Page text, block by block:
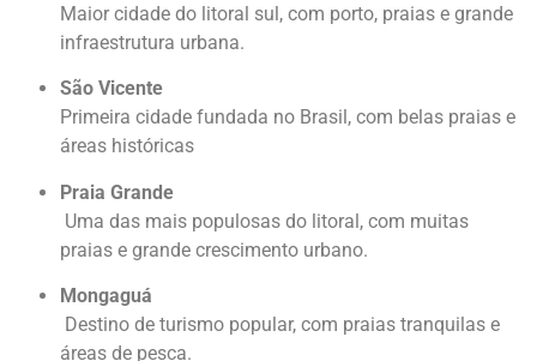
Maior cidade do litoral sul, com porto, praias e grande
infraestrutura urbana.
São Vicente
Primeira cidade fundada no Brasil, com belas praias e
áreas históricas
Praia Grande
Uma das mais populosas do litoral, com muitas
praias e grande crescimento urbano.
Mongaguá
Destino de turismo popular, com praias tranquilas e
áreas de pesca.